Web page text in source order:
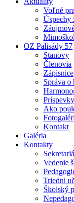
Voľné
Úspechy
OZ Palisády 57
Stanovy
Členovia
Zápisnice
Správa o
Príspevky
Ako
Kontakt
Galéria
Kontakty
Vedenie
Triedni
Školský